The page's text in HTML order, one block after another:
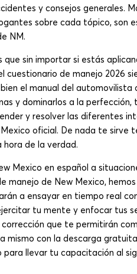
y consejos generales.
sobre cada tópico, son
NM.
sin importar si estás
cuestionario de manejo 2026
el manual del automovilista
y dominarlos a la perfección,
y resolver las diferentes
oficial. De nada te sirve
de la verdad.
Mexico en español a
manejo de New Mexico,
a ensayar en tiempo real
tu mente y enfocar tus
que te permitirán
mismo con la descarga
llevar tu capacitación al